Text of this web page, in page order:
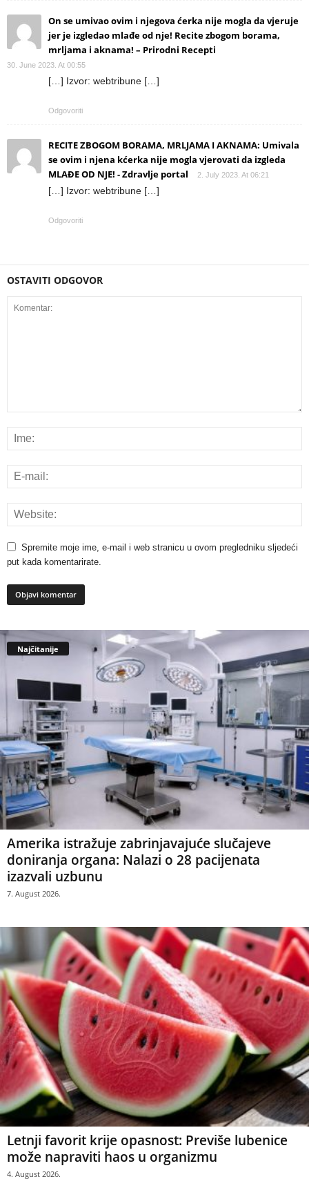
On se umivao ovim i njegova ćerka nije mogla da vjeruje
jer je izgledao mlađe od nje! Recite zbogom borama,
mrljama i aknama! – Prirodni Recepti
30. June 2023. At 00:55
[…] Izvor: webtribune […]
Odgovoriti
RECITE ZBOGOM BORAMA, MRLJAMA I AKNAMA: Umivala
se ovim i njena kćerka nije mogla vjerovati da izgleda
MLAĐE OD NJE! - Zdravlje portal
2. July 2023. At 06:21
[…] Izvor: webtribune […]
Odgovoriti
OSTAVITI ODGOVOR
Spremite moje ime, e-mail i web stranicu u ovom pregledniku sljedeći
put kada komentarirate.
Najčitanije
Amerika istražuje zabrinjavajuće slučajeve
doniranja organa: Nalazi o 28 pacijenata
izazvali uzbunu
7. August 2026.
Letnji favorit krije opasnost: Previše lubenice
može napraviti haos u organizmu
4. August 2026.